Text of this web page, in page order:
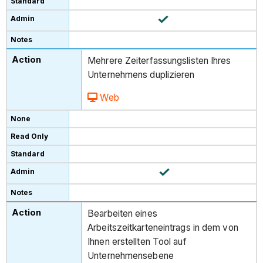
Mehrere Zeiterfassungslisten Ihres
Unternehmens duplizieren
Web
Bearbeiten eines
Arbeitszeitkarteneintrags in dem von
Ihnen erstellten Tool auf
Unternehmensebene